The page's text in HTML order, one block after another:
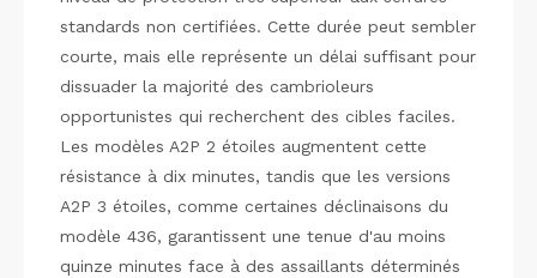
standards non certifiées. Cette durée peut sembler
courte, mais elle représente un délai suffisant pour
dissuader la majorité des cambrioleurs
opportunistes qui recherchent des cibles faciles.
Les modèles A2P 2 étoiles augmentent cette
résistance à dix minutes, tandis que les versions
A2P 3 étoiles, comme certaines déclinaisons du
modèle 436, garantissent une tenue d'au moins
quinze minutes face à des assaillants déterminés